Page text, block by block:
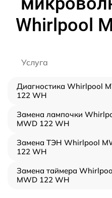
Whirlpool
Услуга
Диагностика Whirlpool
122 WH
Замена лампочки
MWD 122 WH
Замена ТЭН Whirlpool
122 WH
Замена таймера
MWD 122 WH